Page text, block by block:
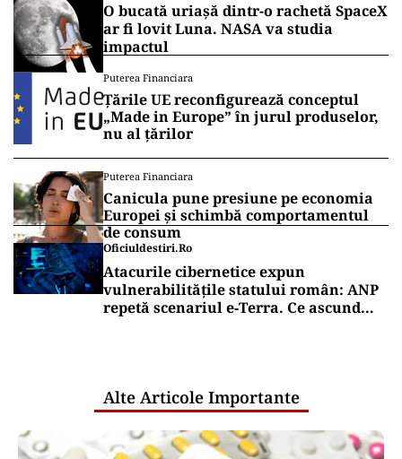
O bucată uriașă dintr-o rachetă SpaceX
ar fi lovit Luna. NASA va studia
impactul
Puterea Financiara
Țările UE reconfigurează conceptul
„Made in Europe” în jurul produselor,
nu al țărilor
Puterea Financiara
Canicula pune presiune pe economia
Europei și schimbă comportamentul
de consum
Oficiuldestiri.ro
Atacurile cibernetice expun
vulnerabilitățile statului român: ANP
repetă scenariul e‑Terra. Ce ascund
Alte Articole Importante